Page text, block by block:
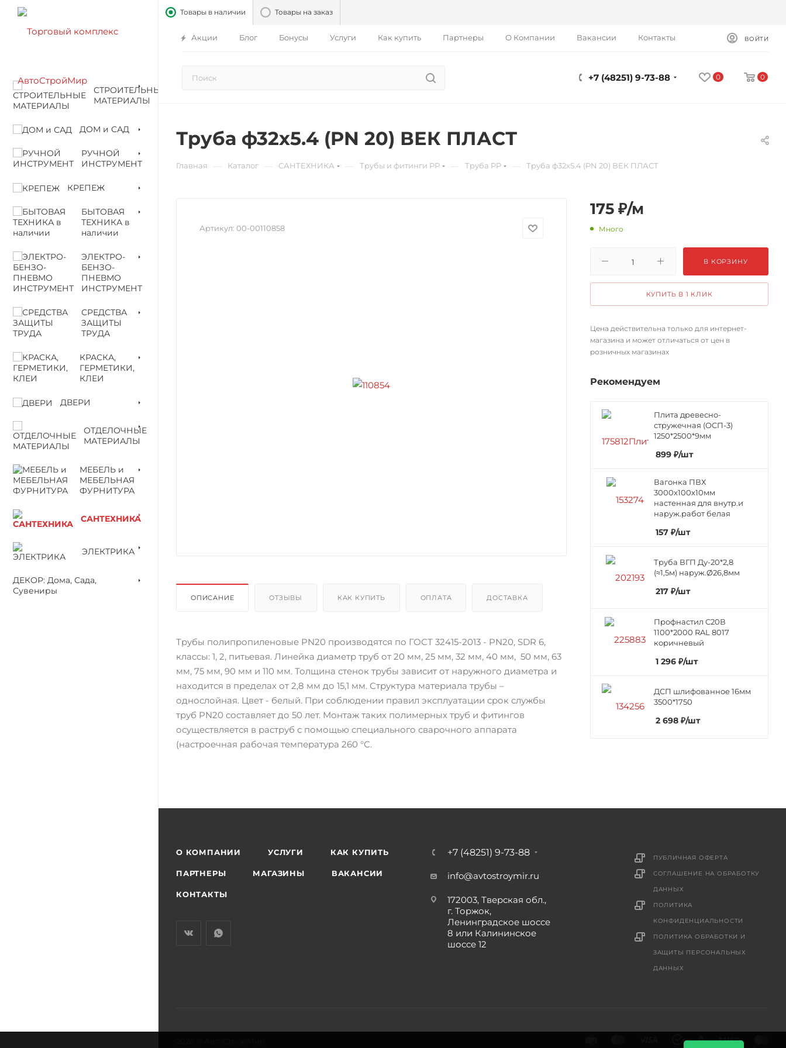
Товары в наличии Товары на заказ
Акции Блог Бонусы Услуги Как купить Партнеры О Компании Вакансии Контакты ВОЙТИ
0 0
+7 (48251) 9-73-88
СТРОИТЕЛЬНЫЕ
МАТЕРИАЛЫ
ДОМ и САД
РУЧНОЙ
ИНСТРУМЕНТ
КРЕПЕЖ
БЫТОВАЯ
ТЕХНИКА в
наличии
ЭЛЕКТРО-
БЕНЗО-
ПНЕВМО
ИНСТРУМЕНТ
СРЕДСТВА
ЗАЩИТЫ
ТРУДА
КРАСКА,
ГЕРМЕТИКИ,
КЛЕИ
ДВЕРИ
ОТДЕЛОЧНЫЕ
МАТЕРИАЛЫ
МЕБЕЛЬ и
МЕБЕЛЬНАЯ
ФУРНИТУРА
САНТЕХНИКА
ЭЛЕКТРИКА
ДЕКОР: Дома, Сада,
Сувениры
Труба ф32х5.4 (PN 20) ВЕК ПЛАСТ
Главная Каталог САНТЕХНИКА Трубы и фитинги РР Труба PP Труба ф32х5.4 (PN 20) ВЕК ПЛАСТ
Артикул: 00-00110858
ОПИСАНИЕ ОТЗЫВЫ КАК КУПИТЬ ОПЛАТА ДОСТАВКА
Трубы полипропиленовые PN20 производятся по ГОСТ 32415-2013 - PN20, SDR 6,
классы: 1, 2, питьевая. Линейка диаметр труб от 20 мм, 25 мм, 32 мм, 40 мм, 50 мм, 63
мм, 75 мм, 90 мм и 110 мм. Толщина стенок трубы зависит от наружного диаметра и
находится в пределах от 2,8 мм до 15,1 мм. Структура материала трубы –
однослойная. Цвет - белый. При соблюдении правил эксплуатации срок службы
труб PN20 составляет до 50 лет. Монтаж таких полимерных труб и фитингов
осуществляется в раструб с помощью специального сварочного аппарата
(настроечная рабочая температура 260 °С.
175 ₽/м
Много
В КОРЗИНУ
КУПИТЬ В 1 КЛИК
Цена действительна только для интернет-
магазина и может отличаться от цен в
розничных магазинах
Рекомендуем
Плита древесно-
стружечная (ОСП-3)
1250*2500*9мм
899 ₽/шт
Вагонка ПВХ
3000х100х10мм
настенная для внутр.и
наруж.работ белая
157 ₽/шт
Труба ВГП Ду-20*2,8
(≈1,5м) наруж.Ø26,8мм
217 ₽/шт
Профнастил C20В
1100*2000 RAL 8017
коричневый
1 296 ₽/шт
ДСП шлифованное 16мм
3500*1750
2 698 ₽/шт
О КОМПАНИИ УСЛУГИ КАК КУПИТЬ
ПАРТНЕРЫ МАГАЗИНЫ ВАКАНСИИ
КОНТАКТЫ
+7 (48251) 9-73-88
info@avtostroymir.ru
172003, Тверская обл.,
г. Торжок,
Ленинградское шоссе
8 или Калининское
шоссе 12
ПУБЛИЧНАЯ ОФЕРТА
СОГЛАШЕНИЕ НА ОБРАБОТКУ
ДАННЫХ
ПОЛИТИКА
КОНФИДЕНЦИАЛЬНОСТИ
ПОЛИТИКА ОБРАБОТКИ И
ЗАЩИТЫ ПЕРСОНАЛЬНЫХ
ДАННЫХ